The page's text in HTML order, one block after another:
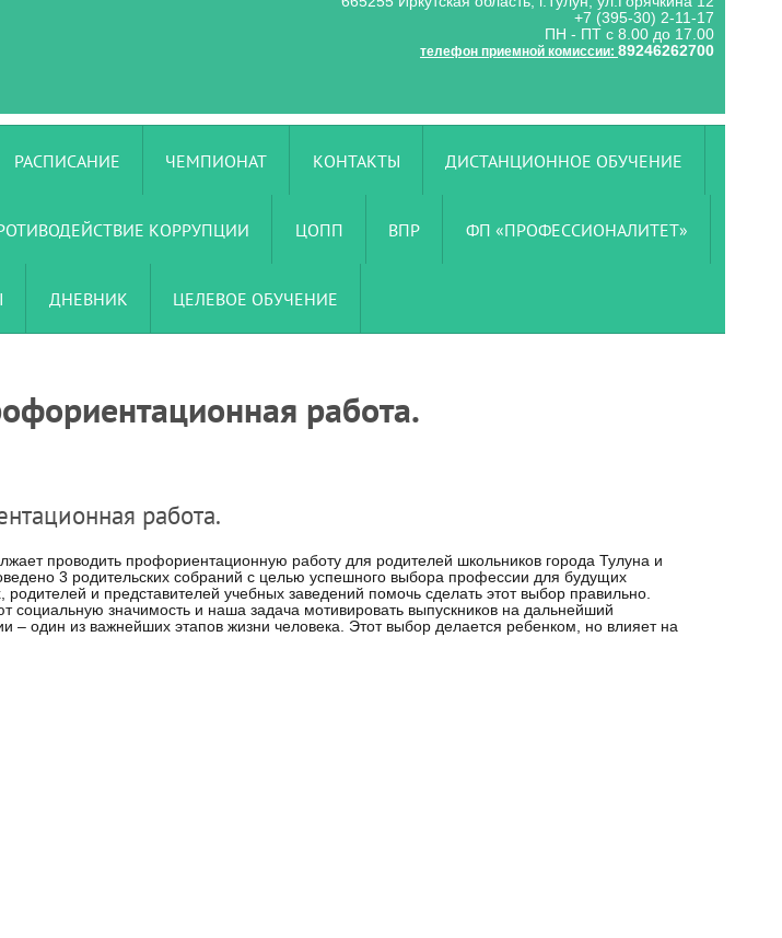
+7 (395-30) 2-11-17
ПН - ПТ с 8.00 до 17.00
телефон приемной комиссии: 89246262700
РАСПИСАНИЕ ЧЕМПИОНАТ КОНТАКТЫ ДИСТАНЦИОННОЕ ОБУЧЕНИЕ
КОРРУПЦИИ ЦОПП ВПР ФП «ПРОФЕССИОНАЛИТЕТ»
ДНЕВНИК ЦЕЛЕВОЕ ОБУЧЕНИЕ
работа.
работа.
проводить профориентационную работу для родителей школьников города Тулуна и
3 родительских собраний с целью успешного выбора профессии для будущих
и представителей учебных заведений помочь сделать этот выбор правильно.
социальную значимость и наша задача мотивировать выпускников на дальнейший
один из важнейших этапов жизни человека. Этот выбор делается ребенком, но влияет на